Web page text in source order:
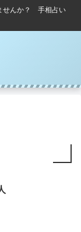
せんか？ 手相占い